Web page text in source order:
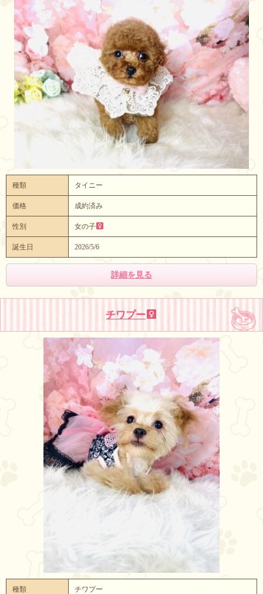
種類 タイニー
価格 成約済み
性別 女の子
誕生日 2026/5/6
詳細を見る
チワプー
種類 チワプー